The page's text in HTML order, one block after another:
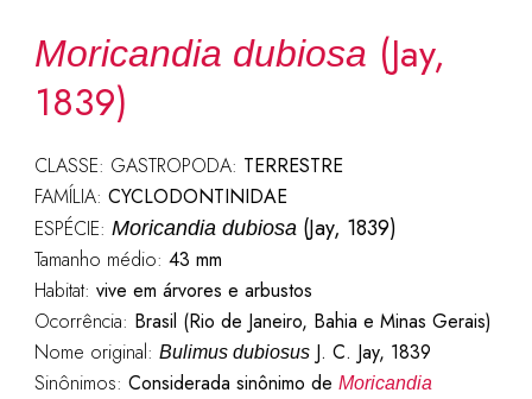
Moricandia dubiosa (Jay,
1839)
CLASSE: GASTROPODA: TERRESTRE
FAMÍLIA: CYCLODONTINIDAE
ESPÉCIE: Moricandia dubiosa(Jay, 1839)
Tamanho médio: 43 mm
Habitat: vive em árvores e arbustos
Ocorrência: Brasil (Rio de Janeiro, Bahia e Minas Gerais)
Nome original: Bulimus dubiosusJ. C. Jay, 1839
Sinônimos: Considerada sinônimo de Moricandia